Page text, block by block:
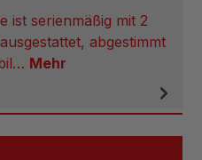
ist serienmäßig mit 2
abgestimmt
Mehr